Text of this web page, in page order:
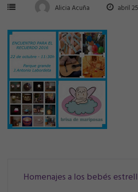
Alicia Acuña abril
Navegación
Homenajes a los bebés